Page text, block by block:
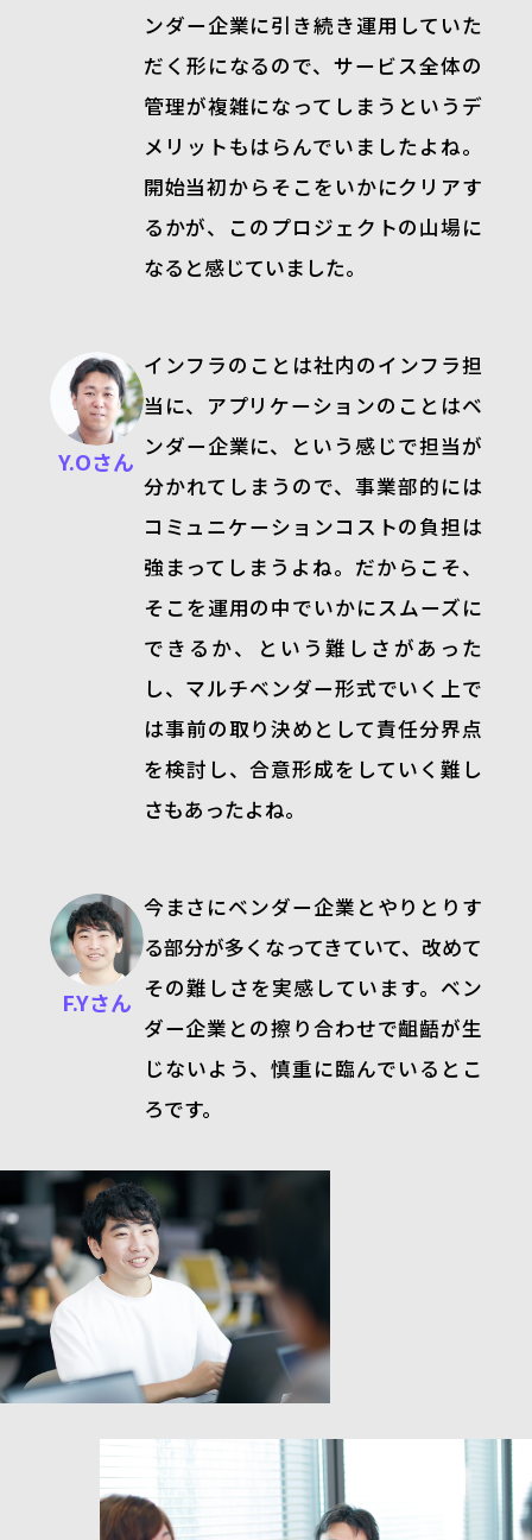
ンダー企業に引き続き運用していた
だく形になるので、サービス全体の
管理が複雑になってしまうというデ
メリットもはらんでいましたよね。
開始当初からそこをいかにクリアす
るかが、このプロジェクトの山場に
なると感じていました。
Y.Oさん
インフラのことは社内のインフラ担
当に、アプリケーションのことはベ
ンダー企業に、という感じで担当が
分かれてしまうので、事業部的には
コミュニケーションコストの負担は
強まってしまうよね。だからこそ、
そこを運用の中でいかにスムーズに
できるか、という難しさがあった
し、マルチベンダー形式でいく上で
は事前の取り決めとして責任分界点
を検討し、合意形成をしていく難し
さもあったよね。
F.Yさん
今まさにベンダー企業とやりとりす
る部分が多くなってきていて、改めて
その難しさを実感しています。ベン
ダー企業との擦り合わせで齟齬が生
じないよう、慎重に臨んでいるとこ
ろです。